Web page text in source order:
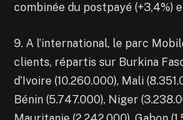
combinée du postpayé (+3,4%)
9. A l’international, le parc
clients, répartis sur Burkina
d’Ivoire (10.260.000), Mali
Bénin (5.747.000), Niger